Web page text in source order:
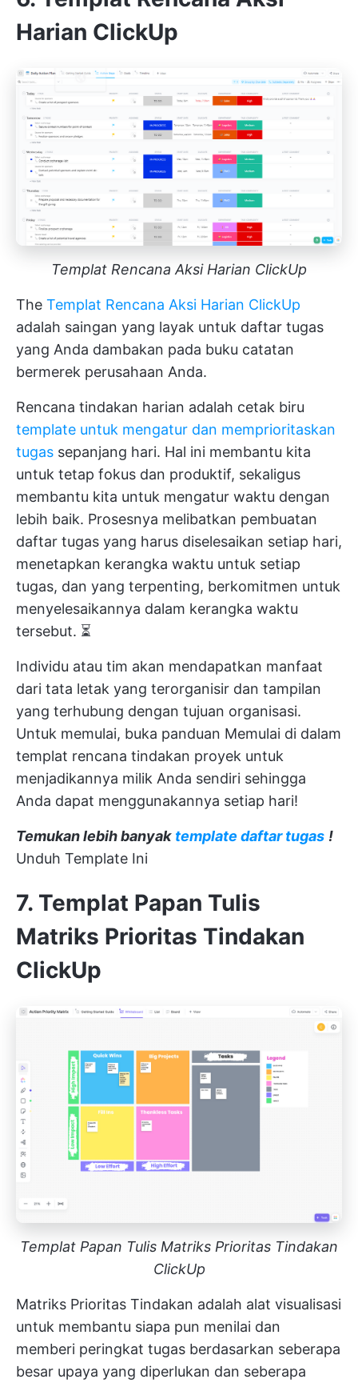
Harian ClickUp
Templat Rencana Aksi Harian ClickUp
The Templat Rencana Aksi Harian ClickUp
adalah saingan yang layak untuk daftar tugas
yang Anda dambakan pada buku catatan
bermerek perusahaan Anda.
Rencana tindakan harian adalah cetak biru
template untuk mengatur dan memprioritaskan
tugas sepanjang hari. Hal ini membantu kita
untuk tetap fokus dan produktif, sekaligus
membantu kita untuk mengatur waktu dengan
lebih baik. Prosesnya melibatkan pembuatan
daftar tugas yang harus diselesaikan setiap hari,
menetapkan kerangka waktu untuk setiap
tugas, dan yang terpenting, berkomitmen untuk
menyelesaikannya dalam kerangka waktu
tersebut. ⏳
Individu atau tim akan mendapatkan manfaat
dari tata letak yang terorganisir dan tampilan
yang terhubung dengan tujuan organisasi.
Untuk memulai, buka panduan Memulai di dalam
templat rencana tindakan proyek untuk
menjadikannya milik Anda sendiri sehingga
Anda dapat menggunakannya setiap hari!
Temukan lebih banyak template daftar tugas !
Unduh Template Ini
7. Templat Papan Tulis
Matriks Prioritas Tindakan
ClickUp
Templat Papan Tulis Matriks Prioritas Tindakan
ClickUp
Matriks Prioritas Tindakan adalah alat visualisasi
untuk membantu siapa pun menilai dan
memberi peringkat tugas berdasarkan seberapa
besar upaya yang diperlukan dan seberapa